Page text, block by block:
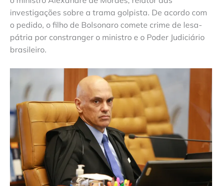
investigações sobre a trama golpista. De acordo com
o pedido, o filho de Bolsonaro comete crime de lesa-
pátria por constranger o ministro e o Poder Judiciário
brasileiro.